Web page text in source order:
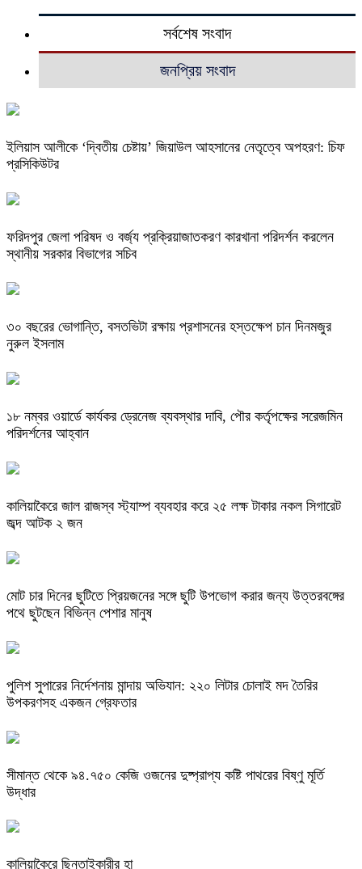
সর্বশেষ সংবাদ
জনপ্রিয় সংবাদ
ইলিয়াস আলীকে ‘দ্বিতীয় চেষ্টায়’ জিয়াউল আহসানের নেতৃত্বে অপহরণ: চিফ
প্রসিকিউটর
ফরিদপুর জেলা পরিষদ ও বর্জ্য প্রক্রিয়াজাতকরণ কারখানা পরিদর্শন করলেন
স্থানীয় সরকার বিভাগের সচিব
৩০ বছরের ভোগান্তি, বসতভিটা রক্ষায় প্রশাসনের হস্তক্ষেপ চান দিনমজুর
নুরুল ইসলাম
১৮ নম্বর ওয়ার্ডে কার্যকর ড্রেনেজ ব্যবস্থার দাবি, পৌর কর্তৃপক্ষের সরেজমিন
পরিদর্শনের আহ্বান
কালিয়াকৈরে জাল রাজস্ব স্ট্যাম্প ব্যবহার করে ২৫ লক্ষ টাকার নকল সিগারেট
জব্দ আটক ২ জন
মোট চার দিনের ছুটিতে প্রিয়জনের সঙ্গে ছুটি উপভোগ করার জন্য উত্তরবঙ্গের
পথে ছুটছেন বিভিন্ন পেশার মানুষ
পুলিশ সুপারের নির্দেশনায় মান্দায় অভিযান: ২২০ লিটার চোলাই মদ তৈরির
উপকরণসহ একজন গ্রেফতার
সীমান্ত থেকে ৯৪.৭৫০ কেজি ওজনের দুষ্প্রাপ্য কষ্টি পাথরের বিষ্ণু মূর্তি
উদ্ধার
কালিয়াকৈরে ছিনতাইকারীর হা